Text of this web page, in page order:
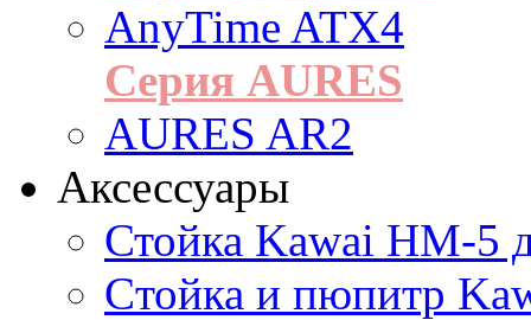
AnyTime ATX4
Серия AURES
AURES AR2
Аксессуары
Стойка Kawai HM-5
Cтойка и пюпитр